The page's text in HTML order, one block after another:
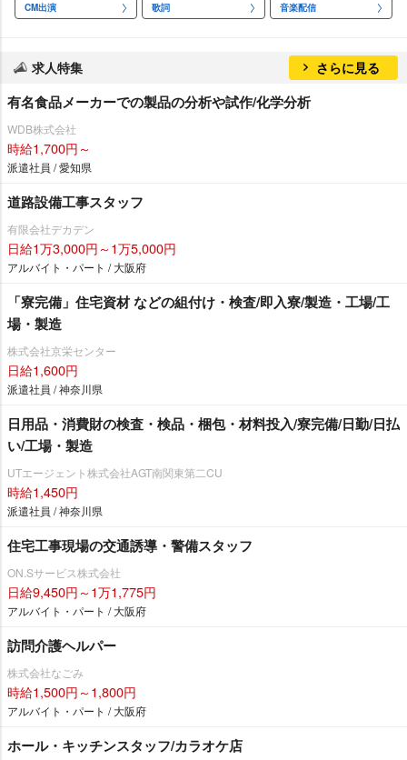
CM出演 歌詞 音楽配信
求人特集 さらに見る
有名食品メーカーでの製品の分析や試作/化学分析
WDB株式会社
時給1,700円～
派遣社員 / 愛知県
道路設備工事スタッフ
有限会社デカデン
日給1万3,000円～1万5,000円
アルバイト・パート / 大阪府
「寮完備」住宅資材 などの組付け・検査/即入寮/製造・工場/工
場・製造
株式会社京栄センター
日給1,600円
派遣社員 / 神奈川県
日用品・消費財の検査・検品・梱包・材料投入/寮完備/日勤/日払
い/工場・製造
UTエージェント株式会社AGT南関東第二CU
時給1,450円
派遣社員 / 神奈川県
住宅工事現場の交通誘導・警備スタッフ
ON.Sサービス株式会社
日給9,450円～1万1,775円
アルバイト・パート / 大阪府
訪問介護ヘルパー
株式会社なごみ
時給1,500円～1,800円
アルバイト・パート / 大阪府
ホール・キッチンスタッフ/カラオケ店